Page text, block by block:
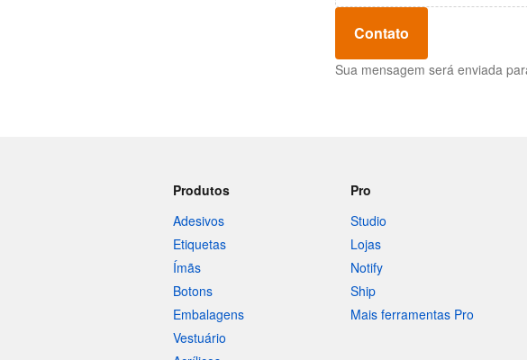
Contato
Sua mensagem será enviada
Produtos
Adesivos
Etiquetas
Ímãs
Botons
Embalagens
Vestuário
Pro
Studio
Lojas
Notify
Ship
Mais ferramentas Pro